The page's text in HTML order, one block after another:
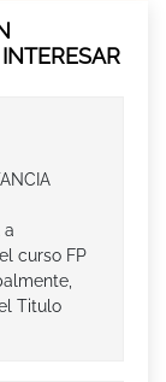
a
curso FP
Titulo